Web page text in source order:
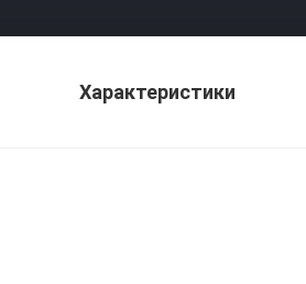
Характеристики